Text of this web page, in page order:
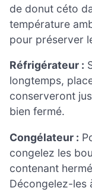
de donut céto
température
pour préserver
Réfrigérateur :
longtemps,
conserveront
bien fermé.
Congélateur :
congelez les
contenant
Décongelez-les